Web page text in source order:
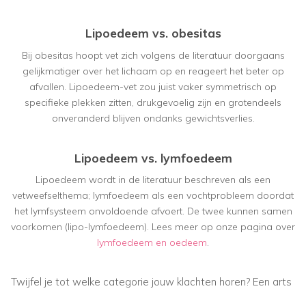
Lipoedeem vs. obesitas
Bij obesitas hoopt vet zich volgens de literatuur doorgaans
gelijkmatiger over het lichaam op en reageert het beter op
afvallen. Lipoedeem-vet zou juist vaker symmetrisch op
specifieke plekken zitten, drukgevoelig zijn en grotendeels
onveranderd blijven ondanks gewichtsverlies.
Lipoedeem vs. lymfoedeem
Lipoedeem wordt in de literatuur beschreven als een
vetweefselthema; lymfoedeem als een vochtprobleem doordat
het lymfsysteem onvoldoende afvoert. De twee kunnen samen
voorkomen (lipo-lymfoedeem). Lees meer op onze pagina over
lymfoedeem en oedeem.
Twijfel je tot welke categorie jouw klachten horen? Een arts